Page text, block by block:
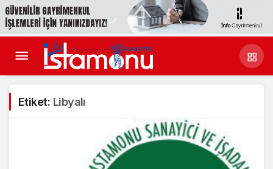
Etiket: Libyalı